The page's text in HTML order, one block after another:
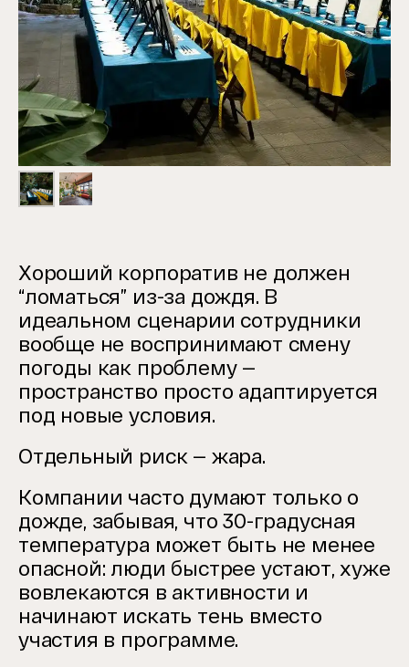
Хороший корпоратив не должен
“ломаться” из-за дождя. В
идеальном сценарии сотрудники
вообще не воспринимают смену
погоды как проблему —
пространство просто адаптируется
под новые условия.
Отдельный риск — жара.
Компании часто думают только о
дожде, забывая, что 30-градусная
температура может быть не менее
опасной: люди быстрее устают, хуже
вовлекаются в активности и
начинают искать тень вместо
участия в программе.